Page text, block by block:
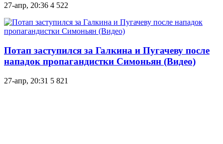
27-апр, 20:36 4 522
Потап заступился за Галкина и Пугачеву после
нападок пропагандистки Симоньян (Видео)
27-апр, 20:31 5 821